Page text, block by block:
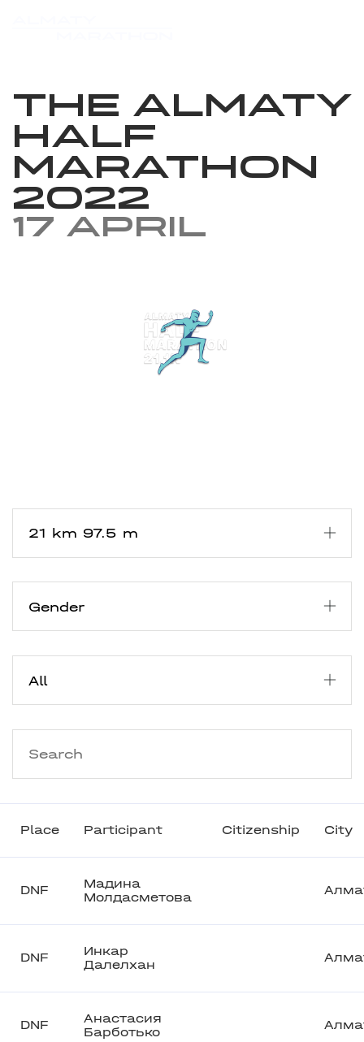
The Almaty
Half
Marathon
2022
17 April
Place Participant Citizenship City
DNF
Мадина
Молдасметова
DNF
Инкар
Далелхан
DNF
Анастасия
Барботько